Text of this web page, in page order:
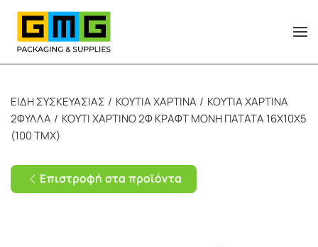
Skip to main content
ΕΙΔΗ ΣΥΣΚΕΥΑΣΙΑΣ ΚΟΥΤΙΑ ΧΑΡΤΙΝΑ
ΚΟΥΤΙΑ ΧΑΡΤΙΝΑ
2ΦΥΛΛΑ
ΚΟΥΤΙ ΧΑΡΤΙΝΟ 2Φ ΚΡΑΦΤ ΜΟΝΗ ΠΑΤΑΤΑ 16Χ10Χ5
(100 ΤΜΧ)
Επιστροφή στα προϊόντα